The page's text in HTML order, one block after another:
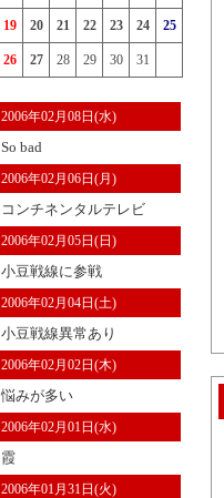
19 20 21 22 23 24 25
26 27 28 29 30 31
2006年02月08日(水)
So bad
2006年02月06日(月)
コンチネンタルテレビ
2006年02月05日(日)
小豆戦線に参戦
2006年02月04日(土)
小豆戦線異常あり
2006年02月02日(木)
悩みが多い
2006年02月01日(水)
霞
2006年01月31日(火)